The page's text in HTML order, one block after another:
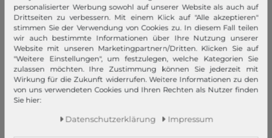
Datenschutzerklärung
Datenschutzeinstellungen
Barrierefreiheitserklärung
Jobs
Unsere Stores
Mein Konto
personalisierter Werbung sowohl auf unserer Website als auch auf
Drittseiten zu verbessern. Mit einem Klick auf "Alle akzeptieren"
stimmen Sie der Verwendung von Cookies zu. In diesem Fall teilen
wir auch bestimmte Informationen über Ihre Nutzung unserer
Website mit unseren Marketingpartnern/Dritten. Klicken Sie auf
"Weitere Einstellungen", um festzulegen, welche Kategorien Sie
zulassen möchten. Ihre Zustimmung können Sie jederzeit mit
Wirkung für die Zukunft widerrufen. Weitere Informationen zu den
von uns verwendeten Cookies und Ihren Rechten als Nutzer finden
Sie hier:
Daten­schutz­erklärung Impressum